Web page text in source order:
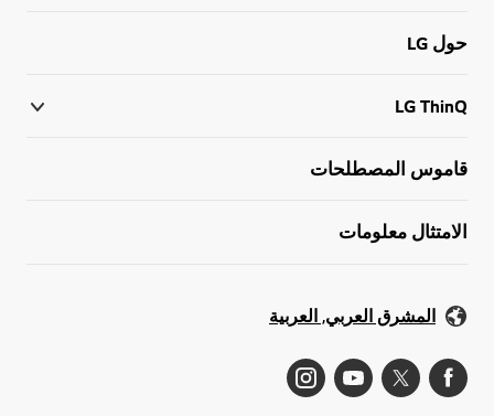
حول LG
LG ThinQ
قاموس المصطلحات
الامتثال معلومات
المشرق العربي, العربية